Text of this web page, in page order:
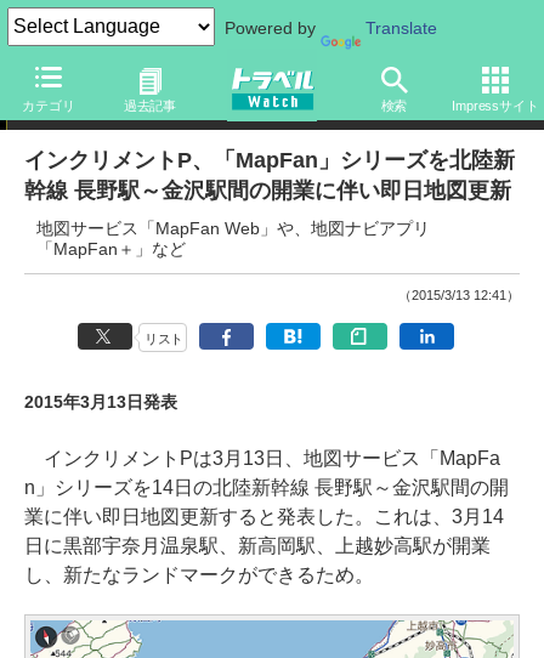
Powered by Translate
カテゴリ 過去記事 検索 Impressサイト
ニュース
インクリメントP、「MapFan」シリーズを北陸新
幹線 長野駅～金沢駅間の開業に伴い即日地図更新
地図サービス「MapFan Web」や、地図ナビアプリ
「MapFan＋」など
（2015/3/13 12:41）
リスト
2015年3月13日発表
インクリメントPは3月13日、地図サービス「MapFa
n」シリーズを14日の北陸新幹線 長野駅～金沢駅間の開
業に伴い即日地図更新すると発表した。これは、3月14
日に黒部宇奈月温泉駅、新高岡駅、上越妙高駅が開業
し、新たなランドマークができるため。